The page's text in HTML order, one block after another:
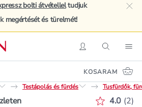
bolti átvételleltudjuk
megértését és türelmét!
BelépésKeresés
KOSARAM
Testápolás és fürdés Tusfürdők,
4.0 (2)